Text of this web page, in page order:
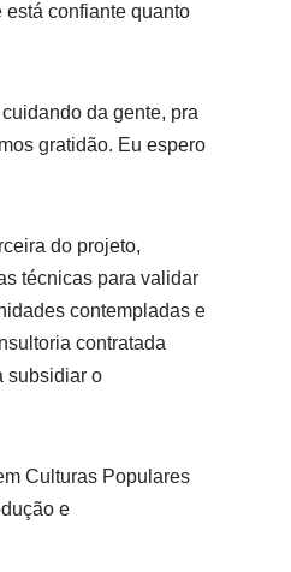
confiante quanto
da gente, pra
gratidão. Eu espero
do projeto,
técnicas para validar
contempladas e
contratada
subsidiar o
Culturas Populares
e